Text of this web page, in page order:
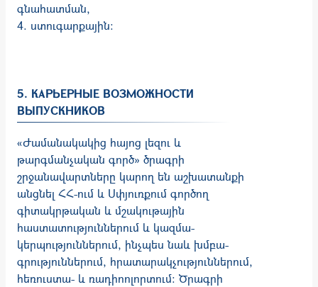
գնահատման,
4. ստուգարքային:
5. КАРЬЕРНЫЕ ВОЗМОЖНОСТИ
ВЫПУСКНИКОВ
«Ժամանակակից հայոց լեզու և
թարգմանչական գործ» ծրագրի
շրջանավարտները կա­րող են աշխատանքի
անցնել ՀՀ-ում և Սփյուռքում գործող
գիտակրթական և մշա­կութային
հաստատություններում և կազմա­
կերպություններում, ինչպես նաև խմբա­
գրություններում, հրատարակչություններում,
հեռուս­տա- և ռադիոոլորտում: Ծրագրի